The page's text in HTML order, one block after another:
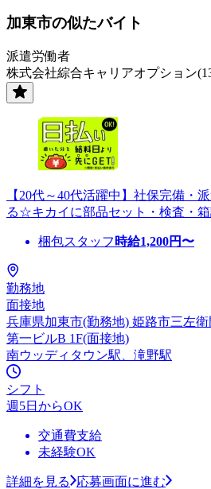
加東市の似たバイト
派遣労働者
株式会社綜合キャリアオプション
【20代～40代活躍中】社保完備・
る☆キカイに部品セット・検査・
梱包スタッフ 時給1,200円〜
勤務地
面接地
兵庫県加東市(勤務地) 姫路市三左
第一ビルB 1F(面接地)
南ウッディタウン駅、滝野駅
シフト
週5日からOK
交通費支給
未経験OK
詳細を見る
応募画面に進む